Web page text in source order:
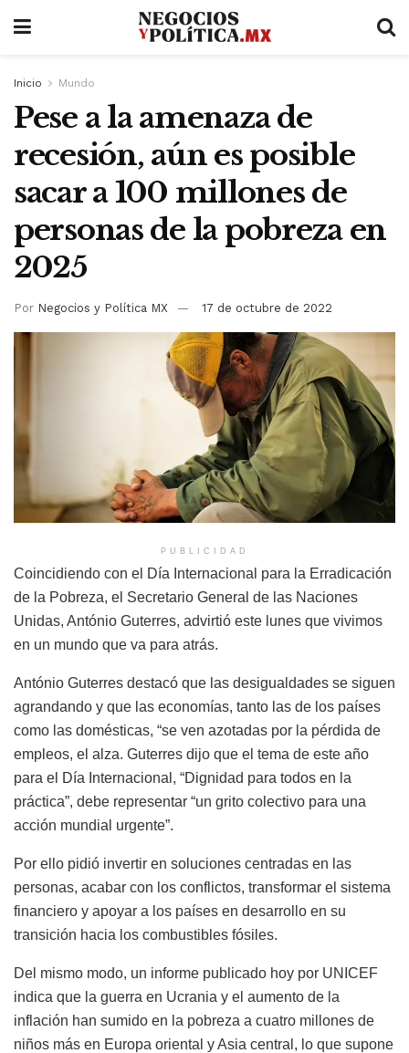
Inicio Mundo
Pese a la amenaza de
recesión, aún es posible
sacar a 100 millones de
personas de la pobreza en
2025
Por Negocios y Política MX 17 de octubre de 2022
PUBLICIDAD
Coincidiendo con el Día Internacional para la Erradicación
de la Pobreza, el Secretario General de las Naciones
Unidas, António Guterres, advirtió este lunes que vivimos
en un mundo que va para atrás.
António Guterres destacó que las desigualdades se siguen
agrandando y que las economías, tanto las de los países
como las domésticas, “se ven azotadas por la pérdida de
empleos, el alza. Guterres dijo que el tema de este año
para el Día Internacional, “Dignidad para todos en la
práctica”, debe representar “un grito colectivo para una
acción mundial urgente”.
Por ello pidió invertir en soluciones centradas en las
personas, acabar con los conflictos, transformar el sistema
financiero y apoyar a los países en desarrollo en su
transición hacia los combustibles fósiles.
Del mismo modo, un informe publicado hoy por UNICEF
indica que la guerra en Ucrania y el aumento de la
inflación han sumido en la pobreza a cuatro millones de
niños más en Europa oriental y Asia central, lo que supone